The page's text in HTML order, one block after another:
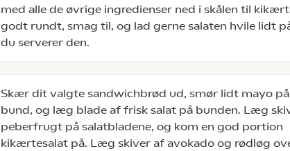
med alle de øvrige ingredienser ned i skålen til
godt rundt, smag til, og lad gerne salaten hvile lidt
du serverer den.
Skær dit valgte sandwichbrød ud, smør lidt mayo
bund, og læg blade af frisk salat på bunden. Læg
peberfrugt på salatbladene, og kom en god portion
kikærtesalat på. Læg skiver af avokado og rødløg